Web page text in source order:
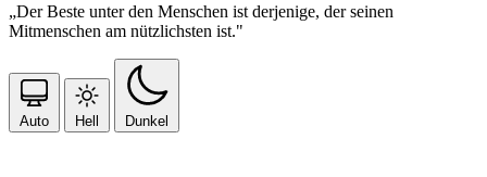
„Der Beste unter den Menschen ist derjenige, der seinen
Mitmenschen am nützlichsten ist."
Auto Hell Dunkel